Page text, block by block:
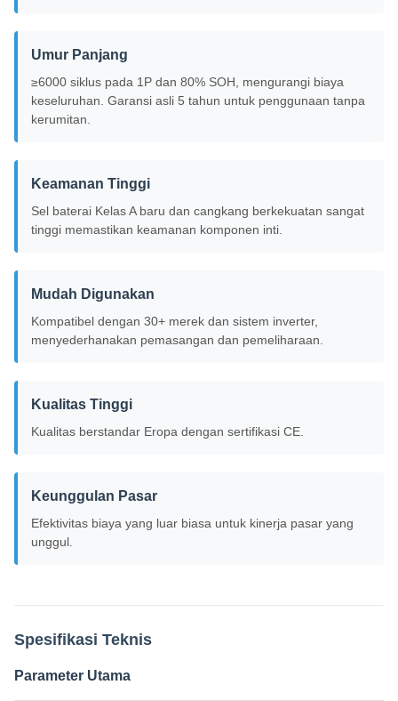
Umur Panjang
≥6000 siklus pada 1P dan 80% SOH, mengurangi biaya
keseluruhan. Garansi asli 5 tahun untuk penggunaan tanpa
kerumitan.
Keamanan Tinggi
Sel baterai Kelas A baru dan cangkang berkekuatan sangat
tinggi memastikan keamanan komponen inti.
Mudah Digunakan
Kompatibel dengan 30+ merek dan sistem inverter,
menyederhanakan pemasangan dan pemeliharaan.
Kualitas Tinggi
Kualitas berstandar Eropa dengan sertifikasi CE.
Keunggulan Pasar
Efektivitas biaya yang luar biasa untuk kinerja pasar yang
unggul.
Spesifikasi Teknis
Parameter Utama